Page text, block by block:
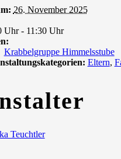
26. November 2025
Uhr - 11:30 Uhr
Krabbelgruppe Himmelsstube
Eltern,
Teuchtler